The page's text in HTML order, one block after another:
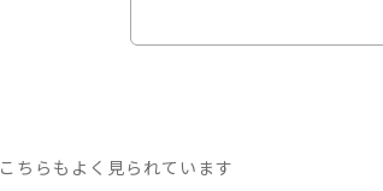
こちらもよく見られています